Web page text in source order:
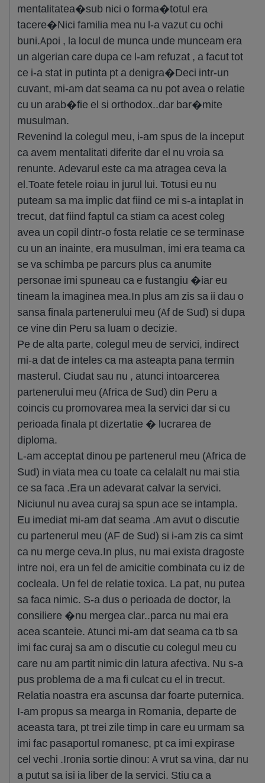
mentalitatea�sub nici o forma�totul era
tacere�Nici familia mea nu l-a vazut cu ochi
buni.Apoi , la locul de munca unde munceam era
un algerian care dupa ce l-am refuzat , a facut tot
ce i-a stat in putinta pt a denigra�Deci intr-un
cuvant, mi-am dat seama ca nu pot avea o relatie
cu un arab�fie el si orthodox..dar bar�mite
musulman.
Revenind la colegul meu, i-am spus de la inceput
ca avem mentalitati diferite dar el nu vroia sa
renunte. Adevarul este ca ma atragea ceva la
el.Toate fetele roiau in jurul lui. Totusi eu nu
puteam sa ma implic dat fiind ce mi s-a intaplat in
trecut, dat fiind faptul ca stiam ca acest coleg
avea un copil dintr-o fosta relatie ce se terminase
cu un an inainte, era musulman, imi era teama ca
se va schimba pe parcurs plus ca anumite
personae imi spuneau ca e fustangiu �iar eu
tineam la imaginea mea.In plus am zis sa ii dau o
sansa finala partenerului meu (Af de Sud) si dupa
ce vine din Peru sa luam o decizie.
Pe de alta parte, colegul meu de servici, indirect
mi-a dat de inteles ca ma asteapta pana termin
masterul. Ciudat sau nu , atunci intoarcerea
partenerului meu (Africa de Sud) din Peru a
coincis cu promovarea mea la servici dar si cu
perioada finala pt dizertatie � lucrarea de
diploma.
L-am acceptat dinou pe partenerul meu (Africa de
Sud) in viata mea cu toate ca celalalt nu mai stia
ce sa faca .Era un adevarat calvar la servici.
Niciunul nu avea curaj sa spun ace se intampla.
Eu imediat mi-am dat seama .Am avut o discutie
cu partenerul meu (AF de Sud) si i-am zis ca simt
ca nu merge ceva.In plus, nu mai exista dragoste
intre noi, era un fel de amicitie combinata cu iz de
cocleala. Un fel de relatie toxica. La pat, nu putea
sa faca nimic. S-a dus o perioada de doctor, la
consiliere �nu mergea clar..parca nu mai era
acea scanteie. Atunci mi-am dat seama ca tb sa
imi fac curaj sa am o discutie cu colegul meu cu
care nu am partit nimic din latura afectiva. Nu s-a
pus problema de a ma fi culcat cu el in trecut.
Relatia noastra era ascunsa dar foarte puternica.
I-am propus sa mearga in Romania, departe de
aceasta tara, pt trei zile timp in care eu urmam sa
imi fac pasaportul romanesc, pt ca imi expirase
cel vechi .Ironia sortie dinou: A vrut sa vina, dar nu
a putut sa isi ia liber de la servici. Stiu ca a